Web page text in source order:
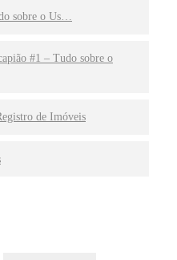
sobre o Us…
#1 – Tudo sobre o
de Imóveis